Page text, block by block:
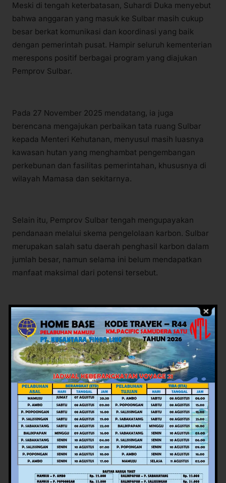
Meski di tengah keterbatasan, Suhardi Duka menyebut
bahwa anggaran yang masuk ke Sulbar masih cukup
besar berkat komunikasi dan koordinasi yang baik
dengan pemerintah pusat. Hampir seluruh kementerian
merespons positif berbagai program yang diajukan
Pemprov Sulbar.
Pada 27 November 2025 mendatang, ia juga
berencana mengajukan perbaikan tata ruang Sulbar
kepada Menteri Kehutanan, menyusul masih luasnya
kawasan hutan yang menghambat pengembangan
perkebunan dan fasilitas pemerintahan, khususnya di
wilayah Mamasa dan sekitarnya.
Selain itu, Pemprov Sulbar tengah mengupayakan
pendanaan melalui skema pengelolaan karbon. Sulbar
merupakan salah satu daerah penghasil karbon dalam
jumlah besar, namun selama ini belum mendapatkan
manfaat maksimal dari potensi tersebut.
“Tapi anggaran itu nanti hanya bisa digunakan untuk
program perbaikan lingkungan, dan itu tidak masalah,”
ujarnya.
Salah satu program unggulan yang akan didorong pada
2026 adalah program padat karya dengan alokasi
anggaran sekitar Rp70 miliar. Program ini akan
dikerjakan langsung oleh masyarakat tanpa melalui
kontraktor, sehingga warga bisa memperoleh
penghasilan sekaligus menikmati hasil pekerjaannya.